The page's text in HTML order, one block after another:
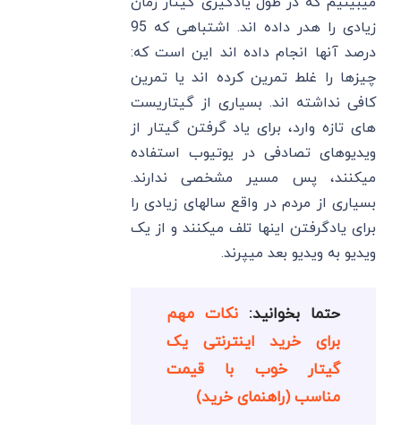
زیادی را هدر داده اند. اشتباهی که 95
درصد آنها انجام داده اند این است که:
چیزها را غلط تمرین کرده اند یا تمرین
کافی نداشته اند. بسیاری از گیتاریست
های تازه وارد، برای یاد گرفتن گیتار از
ویدیوهای تصادفی در یوتیوب استفاده
میکنند، پس مسیر مشخصی ندارند.
بسیاری از مردم در واقع سالهای زیادی را
برای یادگرفتن اینها تلف میکنند و از یک
ویدیو به ویدیو بعد میپرند.
حتما بخوانید:نکات مهم
برای خرید اینترنتی یک
گیتار خوب با قیمت
مناسب (راهنمای خرید)